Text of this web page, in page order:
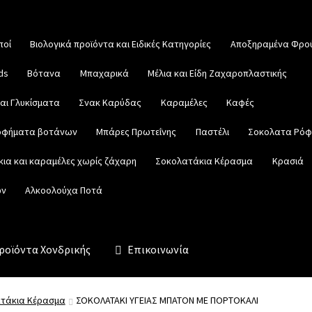
Βιολογικά προϊόντα και Ειδικές Κατηγορίες Αποξηραμένα
Βότανα Μπαχαρικά Μέλια και Είδη Ζαχαροπλαστικής
Γλυκίσματα Σνακ Καρύδας Καραμέλες Καφές
βοτάνων Μπάρες Πρωτεΐνης Παστέλι Σοκολατα
και καραμέλες χωρίς ζάχαρη Σοκολατάκια Κέρασμα Κρασιά
Αλκοολούχα Ποτά
Χονδρικής Επικοινωνία
Κέρασμα ΣΟΚΟΛΑΤΑΚΙ ΥΓΕΙΑΣ ΜΠΑΤΟΝ ΜΕ ΠΟΡΤΟΚΑΛΙ